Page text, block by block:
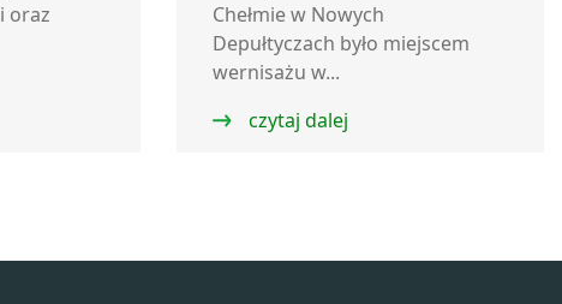
oraz
Chełmie w Nowych
Depułtyczach było miejscem
wernisażu w...
czytaj dalej